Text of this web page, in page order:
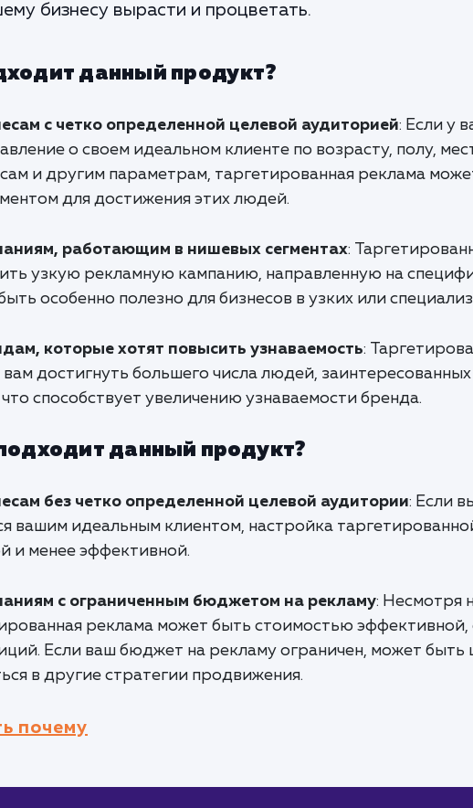
бизнесу вырасти и процветать.
данный продукт?
с четко определенной целевой аудиторией: Если у
о своем идеальном клиенте по возрасту, полу,
и другим параметрам, таргетированная реклама
для достижения этих людей.
работающим в нишевых сегментах:
узкую рекламную кампанию, направленную на
особенно полезно для бизнесов в узких или
которые хотят повысить узнаваемость:
вам достигнуть большего числа людей,
что способствует увеличению узнаваемости бренда.
данный продукт?
без четко определенной целевой аудитории: Если
вашим идеальным клиентом, настройка
и менее эффективной.
с ограниченным бюджетом на рекламу: Несмотря
реклама может быть стоимостью эффективной,
Если ваш бюджет на рекламу ограничен, может быть
в другие стратегии продвижения.
почему